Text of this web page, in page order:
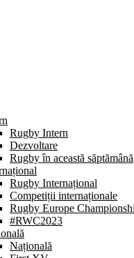
Rugby Intern
Dezvoltare
Rugby în această săptămână
Rugby Internațional
Competiții internaționale
Rugby Europe
#RWC2023
Națională